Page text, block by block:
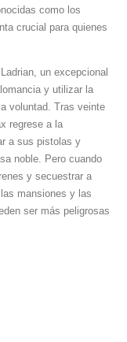
como los
crucial para quienes
un excepcional
y utilizar la
voluntad. Tras veinte
regrese a la
a sus pistolas y
noble. Pero cuando
y secuestrar a
mansiones y las
ser más peligrosas